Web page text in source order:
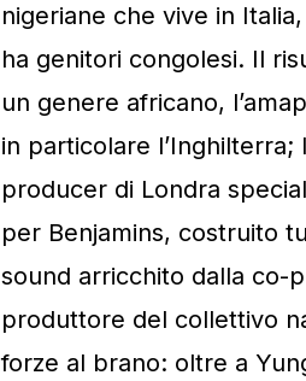
nigeriane che vive in
ha genitori congolesi. Il
un genere africano,
in particolare
producer di Londra
per Benjamins, costruito
sound arricchito dalla co-
produttore del collettivo
forze al brano: oltre a